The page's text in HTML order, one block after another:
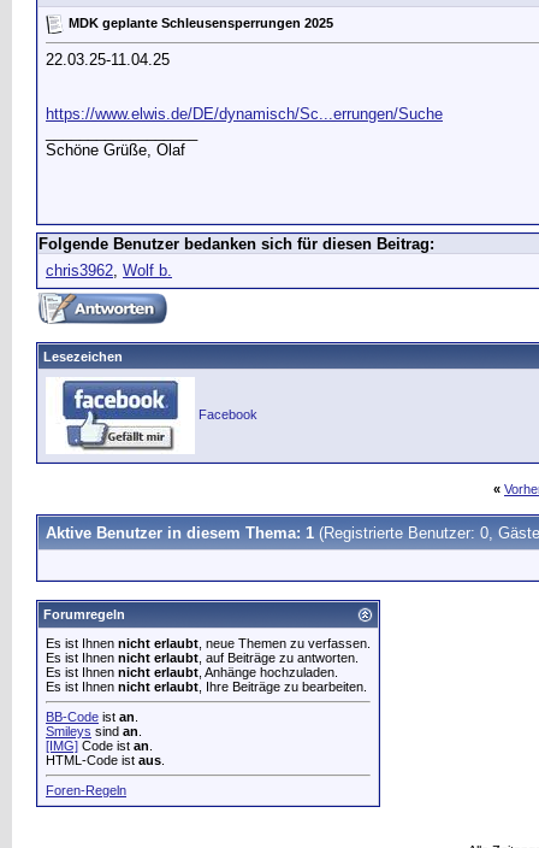
MDK geplante Schleusensperrungen 2025
22.03.25-11.04.25
https://www.elwis.de/DE/dynamisch/Sc...errungen/Suche
Schöne Grüße, Olaf
Folgende Benutzer bedanken sich für diesen Beitrag:
chris3962, Wolf b.
Lesezeichen
Facebook
«
Aktive Benutzer in diesem Thema: 1 (Registrierte Benutzer: 0,
Forumregeln
Es ist Ihnen nicht erlaubt , neue Themen zu verfassen.
Es ist Ihnen nicht erlaubt , auf Beiträge zu antworten.
Es ist Ihnen nicht erlaubt , Anhänge hochzuladen.
Es ist Ihnen nicht erlaubt , Ihre Beiträge zu bearbeiten.
BB-Code ist an
Smileys sind an
[IMG] Code ist an
HTML-Code ist aus
Foren-Regeln